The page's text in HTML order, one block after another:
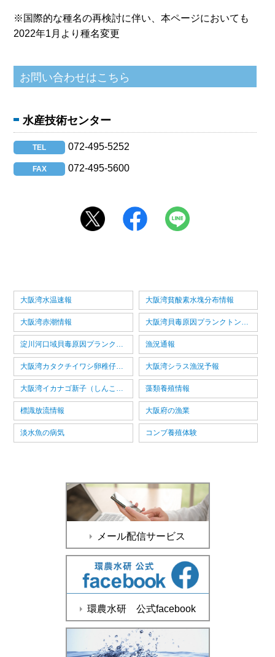
※国際的な種名の再検討に伴い、本ページにおいても
2022年1月より種名変更
水産技術センター
TEL 072-495-5252
FAX 072-495-5600
大阪湾水温速報 大阪湾貧酸素水塊分布情報
大阪湾赤潮情報
漁況通報
大阪湾シラス漁況予報
藻類養殖情報
標識放流情報 大阪府の漁業
淡水魚の病気 コンブ養殖体験
メール配信サービス
環農水研 公式facebook